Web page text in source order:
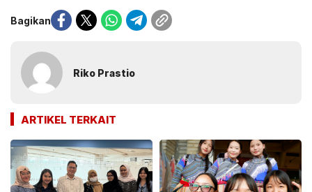
Bagikan
Riko Prastio
ARTIKEL TERKAIT